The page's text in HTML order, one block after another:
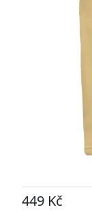
449 Kč